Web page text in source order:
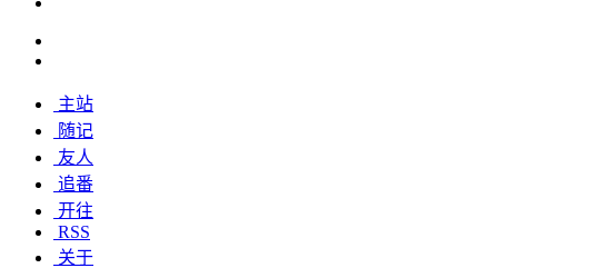
主站
随记
友人
追番
开往
RSS
关于